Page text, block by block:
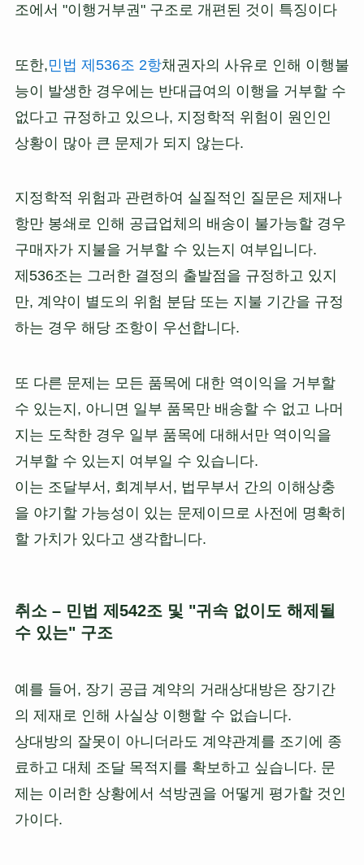
조에서 "이행거부권" 구조로 개편된 것이 특징이다
또한,민법 제536조 2항채권자의 사유로 인해 이행불
능이 발생한 경우에는 반대급여의 이행을 거부할 수
없다고 규정하고 있으나, 지정학적 위험이 원인인
상황이 많아 큰 문제가 되지 않는다.
지정학적 위험과 관련하여 실질적인 질문은 제재나
항만 봉쇄로 인해 공급업체의 배송이 불가능할 경우
구매자가 지불을 거부할 수 있는지 여부입니다.
제536조는 그러한 결정의 출발점을 규정하고 있지
만, 계약이 별도의 위험 분담 또는 지불 기간을 규정
하는 경우 해당 조항이 우선합니다.
또 다른 문제는 모든 품목에 대한 역이익을 거부할
수 있는지, 아니면 일부 품목만 배송할 수 없고 나머
지는 도착한 경우 일부 품목에 대해서만 역이익을
거부할 수 있는지 여부일 수 있습니다.
이는 조달부서, 회계부서, 법무부서 간의 이해상충
을 야기할 가능성이 있는 문제이므로 사전에 명확히
할 가치가 있다고 생각합니다.
취소 – 민법 제542조 및 "귀속 없이도 해제될
수 있는" 구조
예를 들어, 장기 공급 계약의 거래상대방은 장기간
의 제재로 인해 사실상 이행할 수 없습니다.
상대방의 잘못이 아니더라도 계약관계를 조기에 종
료하고 대체 조달 목적지를 확보하고 싶습니다. 문
제는 이러한 상황에서 석방권을 어떻게 평가할 것인
가이다.